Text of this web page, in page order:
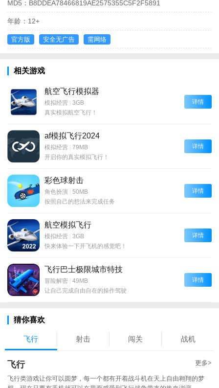
MD5： B8DDEA78466819AE2575355C5F2F5891
年龄： 12+
官方版 安全无广告 需网络
相关游戏
航空飞行模拟器
模拟经营 | 3GB
真实模拟航空飞行！
详情
af模拟飞行2024
模拟经营 | 79MB
开启你的真实模拟飞行！
详情
彩色球射击
角色扮演 | 50MB
按照自己的想法来完成任务
详情
航空模拟飞行
模拟经营 | 3GB
快来体验一下开飞机的感觉吧！
详情
飞行巴士极限城市特技
冒险解密 | 49MB
让自己完成自由自在的操作驾驶
详情
猜你喜欢
飞行 射击 闯关 战机
飞行 更多>
飞行类游戏让你可以圆梦，每一个都有开着战斗机在天上自由翱翔的梦